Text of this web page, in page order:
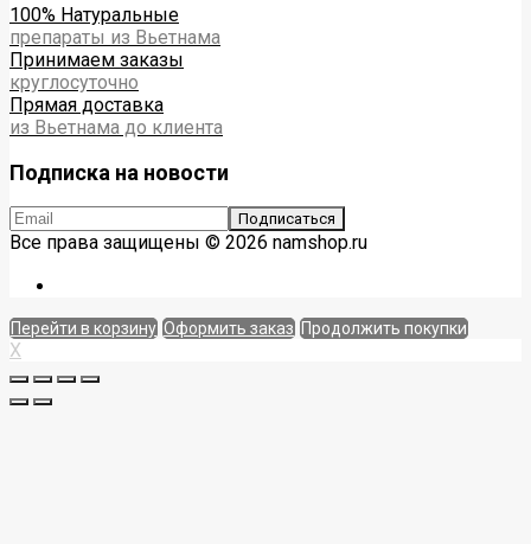
100% Натуральные
препараты из Вьетнама
Принимаем заказы
круглосуточно
Прямая доставка
из Вьетнама до клиента
Подписка на новости
Все права защищены © 2026 namshop.ru
Перейти в корзину Оформить заказ Продолжить покупки
X